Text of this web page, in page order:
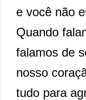
e você não
Quando
falamos de
nosso
tudo para